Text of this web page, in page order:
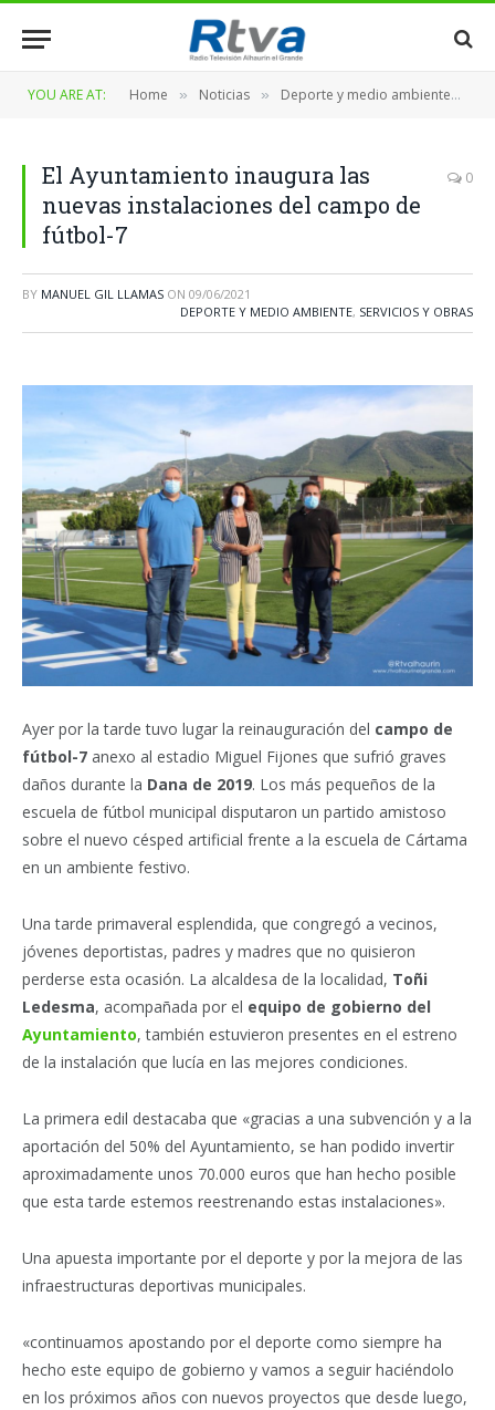
YOU ARE AT: Home » Noticias » Deporte y medio ambiente
El Ayuntamiento inaugura las
nuevas instalaciones del campo de
fútbol-7
0
BY MANUEL GIL LLAMAS ON 09/06/2021
DEPORTE Y MEDIO AMBIENTE, SERVICIOS Y OBRAS
Ayer por la tarde tuvo lugar la reinauguración del campo de
fútbol-7 anexo al estadio Miguel Fijones que sufrió graves
daños durante la Dana de 2019. Los más pequeños de la
escuela de fútbol municipal disputaron un partido amistoso
sobre el nuevo césped artificial frente a la escuela de Cártama
en un ambiente festivo.
Una tarde primaveral esplendida, que congregó a vecinos,
jóvenes deportistas, padres y madres que no quisieron
perderse esta ocasión. La alcaldesa de la localidad, Toñi
Ledesma, acompañada por el equipo de gobierno del
Ayuntamiento, también estuvieron presentes en el estreno
de la instalación que lucía en las mejores condiciones.
La primera edil destacaba que «gracias a una subvención y a la
aportación del 50% del Ayuntamiento, se han podido invertir
aproximadamente unos 70.000 euros que han hecho posible
que esta tarde estemos reestrenando estas instalaciones».
Una apuesta importante por el deporte y por la mejora de las
infraestructuras deportivas municipales.
«continuamos apostando por el deporte como siempre ha
hecho este equipo de gobierno y vamos a seguir haciéndolo
en los próximos años con nuevos proyectos que desde luego,